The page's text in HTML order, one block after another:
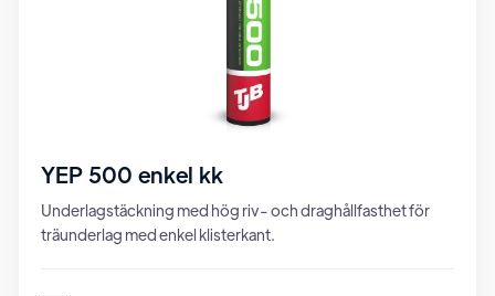
YEP 500 enkel kk
Underlagstäckning med hög riv- och draghållfasthet för
träunderlag med enkel klisterkant.